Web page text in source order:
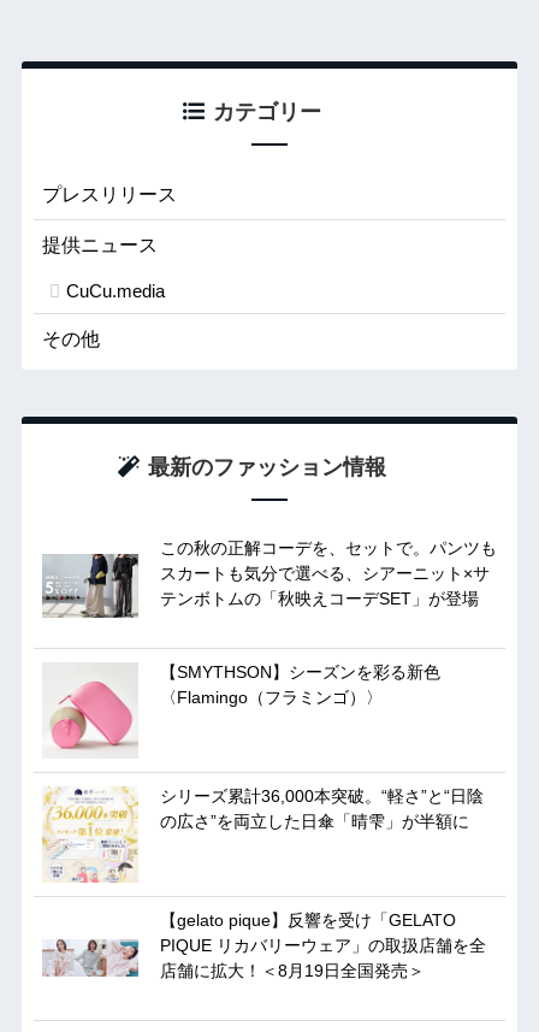
カテゴリー
プレスリリース
提供ニュース
CuCu.media
その他
最新のファッション情報
この秋の正解コーデを、セットで。パンツも
スカートも気分で選べる、シアーニット×サ
テンボトムの「秋映えコーデSET」が登場
【SMYTHSON】シーズンを彩る新色
〈Flamingo（フラミンゴ）〉
シリーズ累計36,000本突破。“軽さ”と“日陰
の広さ”を両立した日傘「晴雫」が半額に
【gelato pique】反響を受け「GELATO
PIQUE リカバリーウェア」の取扱店舗を全
店舗に拡大！＜8月19日全国発売＞